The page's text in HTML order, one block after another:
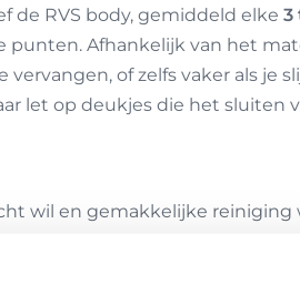
de RVS body, gemiddeld elke 3
punten. Afhankelijk van het
vervangen, of zelfs vaker als je
let op deukjes die het
wil en gemakkelijke reiniging
siliconen ringen de